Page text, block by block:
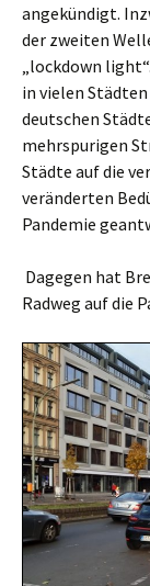
angekündigt.
der zweiten
„lockdown
in vielen
deutschen
mehrspurigen
Städte auf die
veränderten
Pandemie
Dagegen hat
Radweg auf die